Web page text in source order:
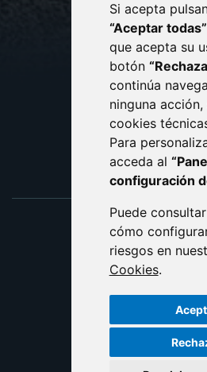
Si acepta
“Aceptar todas”
que acepta su
botón
continúa
ninguna
cookies
Para
acceda al
configuración
Puede
cómo
riesgos en
Cookies.
CONTACTO
AVISO
PROTECCIÓN
POLÍTICA DE